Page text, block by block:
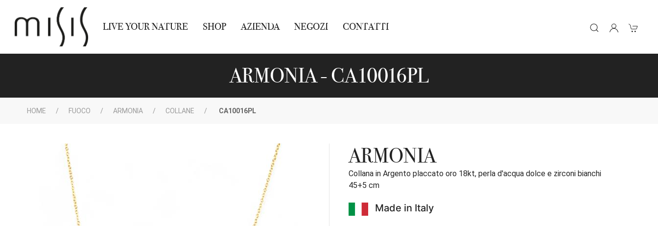
LIVE YOUR NATURE SHOP AZIENDA NEGOZI CONTATTI
ARMONIA - CA10016PL
HOME FUOCO ARMONIA COLLANE CA10016PL
ARMONIA
Collana in Argento placcato oro 18kt, perla d'acqua dolce e zirconi bianchi
45+5 cm
Made in Italy